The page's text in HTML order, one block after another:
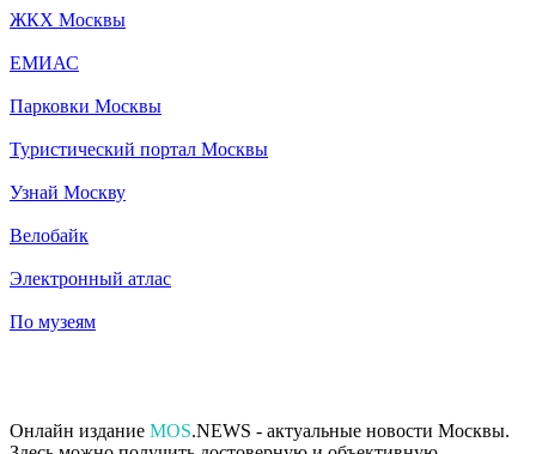
ЖКХ Москвы
ЕМИАС
Парковки Москвы
Туристический портал Москвы
Узнай Москву
Велобайк
Электронный атлас
По музеям
Онлайн издание MOS.NEWS - актуальные новости Москвы.